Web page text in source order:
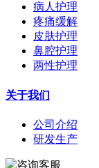
病人护理
疼痛缓解
皮肤护理
鼻腔护理
两性护理
关于我们
公司介绍
研发生产